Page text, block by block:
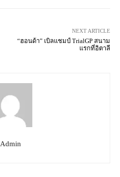
NEXT ARTICLE
“ฮอนด้า” เบิลแชมป์ TrialGP สนาม
แรกที่อิตาลี
Admin